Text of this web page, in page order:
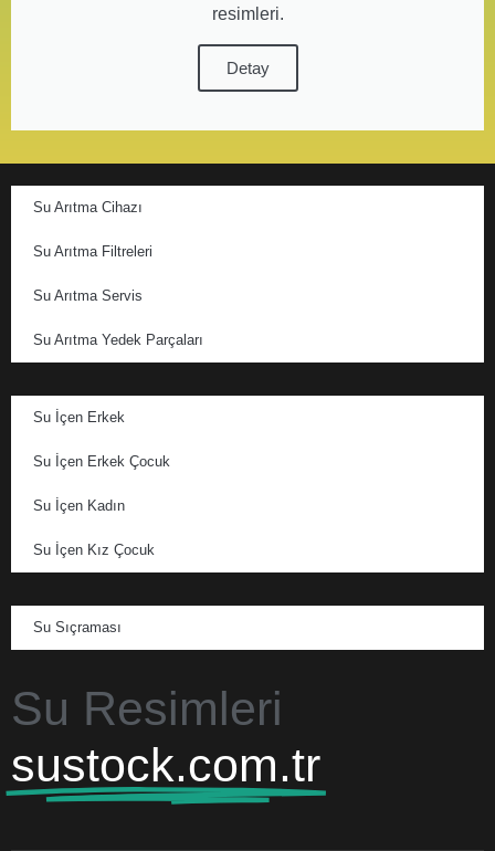
resimleri.
Detay
Su Arıtma Cihazı
Su Arıtma Filtreleri
Su Arıtma Servis
Su Arıtma Yedek Parçaları
Su İçen Erkek
Su İçen Erkek Çocuk
Su İçen Kadın
Su İçen Kız Çocuk
Su Sıçraması
Su Resimleri
sustock.com.tr